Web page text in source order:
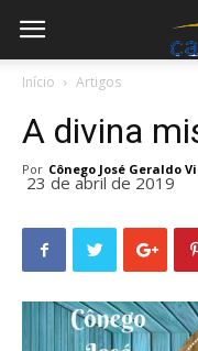
Início Artigos
A divina
Por Cônego José Geraldo
23 de abril de 2019